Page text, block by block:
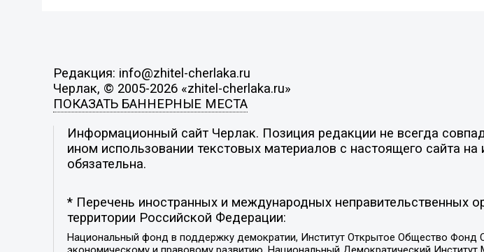
Редакция: info@zhitel-cherlaka.ru
Черлак, © 2005-2026 «zhitel-cherlaka.ru»
ПОКАЗАТЬ БАННЕРНЫЕ МЕСТА
Информационный сайт Черлак. Позиция редакции не всегда
ином использовании текстовых материалов с настоящего сайта
обязательна.
* Перечень иностранных и международных неправительственных
территории Российской Федерации:
Национальный фонд в поддержку демократии, Институт Открытое Общество